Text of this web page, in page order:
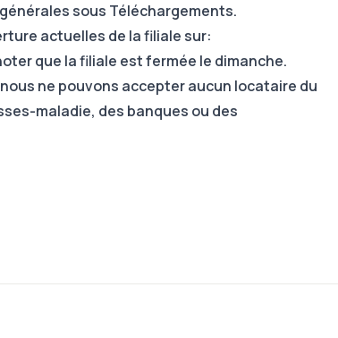
sous Téléchargements.
actuelles de la filiale sur:
que la filiale est fermée le dimanche.
ne pouvons accepter aucun locataire du
maladie, des banques ou des